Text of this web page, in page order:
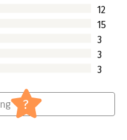
als consultant
Lees verder
12
15
3
3
3
?